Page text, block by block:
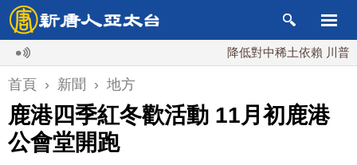
降低對中稀土依賴 川普宣布礦
首頁 › 新聞 › 地方
鹿港四季紅冬歡活動 11月初鹿港
公會堂開跑